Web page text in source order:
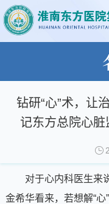
钻研“心”术，
记东方总院心
对于心内科医生来
金希华看来，若想解“